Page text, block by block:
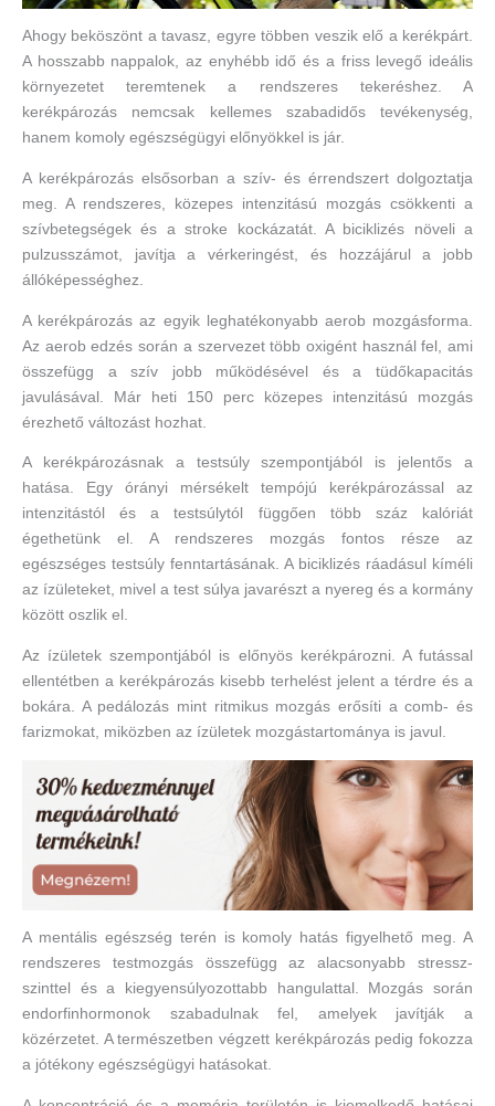
Ahogy beköszönt a tavasz, egyre többen veszik elő a kerékpárt.
A hosszabb nappalok, az enyhébb idő és a friss levegő ideális
környezetet teremtenek a rendszeres tekeréshez. A
kerékpározás nemcsak kellemes szabadidős tevékenység,
hanem komoly egészségügyi előnyökkel is jár.
A kerékpározás elsősorban a szív- és érrendszert dolgoztatja
meg. A rendszeres, közepes intenzitású mozgás csökkenti a
szívbetegségek és a stroke kockázatát. A biciklizés növeli a
pulzusszámot, javítja a vérkeringést, és hozzájárul a jobb
állóképességhez.
A kerékpározás az egyik leghatékonyabb aerob mozgásforma.
Az aerob edzés során a szervezet több oxigént használ fel, ami
összefügg a szív jobb működésével és a tüdőkapacitás
javulásával. Már heti 150 perc közepes intenzitású mozgás
érezhető változást hozhat.
A kerékpározásnak a testsúly szempontjából is jelentős a
hatása. Egy órányi mérsékelt tempójú kerékpározással az
intenzitástól és a testsúlytól függően több száz kalóriát
égethetünk el. A rendszeres mozgás fontos része az
egészséges testsúly fenntartásának. A biciklizés ráadásul kíméli
az ízületeket, mivel a test súlya javarészt a nyereg és a kormány
között oszlik el.
Az ízületek szempontjából is előnyös kerékpározni. A futással
ellentétben a kerékpározás kisebb terhelést jelent a térdre és a
bokára. A pedálozás mint ritmikus mozgás erősíti a comb- és
farizmokat, miközben az ízületek mozgástartománya is javul.
A mentális egészség terén is komoly hatás figyelhető meg. A
rendszeres testmozgás összefügg az alacsonyabb stressz-
szinttel és a kiegyensúlyozottabb hangulattal. Mozgás során
endorfinhormonok szabadulnak fel, amelyek javítják a
közérzetet. A természetben végzett kerékpározás pedig fokozza
a jótékony egészségügyi hatásokat.